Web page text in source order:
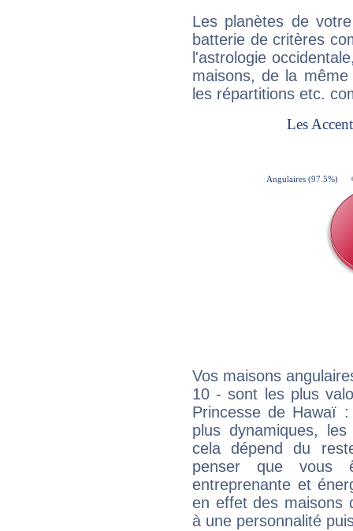
Les planètes de
batterie de critères
l'astrologie
maisons, de la
les répartitions etc.
Vos maisons
10 - sont les plus
Princesse de Hawaï
plus dynamiques,
cela dépend du
penser que vous
entreprenante et
en effet des maisons
à une personnalité